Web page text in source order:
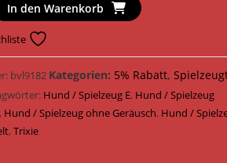
In den Warenkorb
bvl9182 Kategorien: 5% Rabatt,
Hund / Spielzeug E, Hund / Spielzeug
, Hund / Spielzeug ohne Geräusch, Hund /
,Trixie